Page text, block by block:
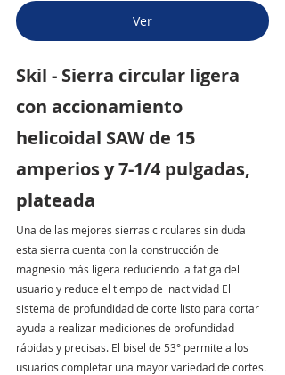
Ver
Skil - Sierra circular ligera
con accionamiento
helicoidal SAW de 15
amperios y 7-1/4 pulgadas,
plateada
Una de las mejores sierras circulares sin duda
esta sierra cuenta con la construcción de
magnesio más ligera reduciendo la fatiga del
usuario y reduce el tiempo de inactividad El
sistema de profundidad de corte listo para cortar
ayuda a realizar mediciones de profundidad
rápidas y precisas. El bisel de 53° permite a los
usuarios completar una mayor variedad de cortes.